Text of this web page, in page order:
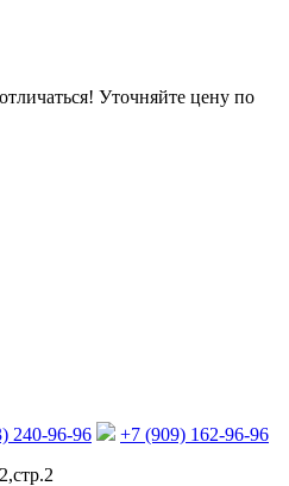
Уточняйте цену по
240-96-96
+7 (909) 162-96-96